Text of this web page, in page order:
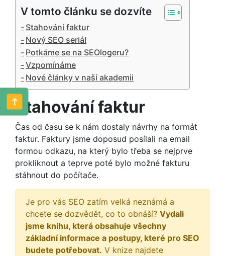
V tomto článku se dozvíte
Stahování faktur
Nový SEO seriál
Potkáme se na SEOlogeru?
Vzpomínáme
Nové články v naší akademii
Stahování faktur
Čas od času se k nám dostaly návrhy na formát
faktur. Faktury jsme doposud posílali na email
formou odkazu, na který bylo třeba se nejprve
prokliknout a teprve poté bylo možné fakturu
stáhnout do počítače.
Je pro vás SEO zatím velká neznámá a
chcete se dozvědět, co to obnáší? Vydali
jsme knihu, která obsahuje všechny
základní informace a postupy, které pro SEO
budete potřebovat. V knize najdete